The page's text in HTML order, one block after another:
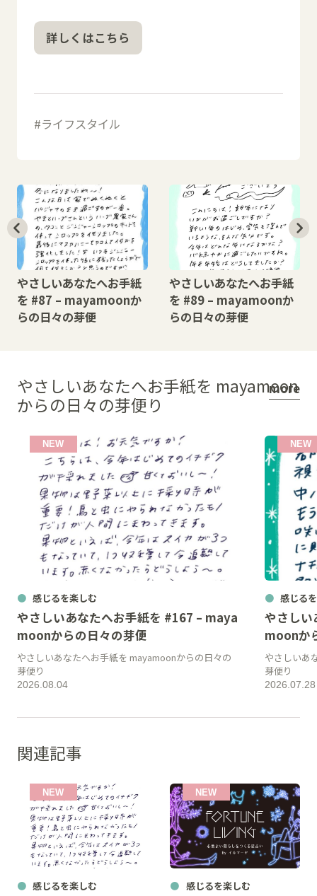
詳しくはこちら
ライフスタイル
やさしいあなたへお手紙
を #87 – mayamoonか
らの日々の芽便
やさしいあなたへお手紙
を #89 – mayamoonか
らの日々の芽便
やさしいあなたへお手紙を mayamoon
からの日々の芽便り
感じるを楽しむ
やさしいあなたへお手紙を #167 – maya
moonからの日々の芽便
2026.08.04
やさしいあなたへお手紙を mayamoonからの日々の
芽便り
感じる
やさし
moonか
2026.07.28
やさしいあ
芽便り
more
関連記事
感じるを楽しむ 感じるを楽しむ